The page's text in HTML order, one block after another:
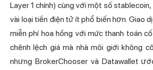
Layer 1 chính) cùng với một số
vài loại tiền điện tử ít phổ biến hơn. Giao
miễn phí hoa hồng với mức thanh toán
chênh lệch giá mà nhà môi giới không
nhưng BrokerChooser và Datawallet